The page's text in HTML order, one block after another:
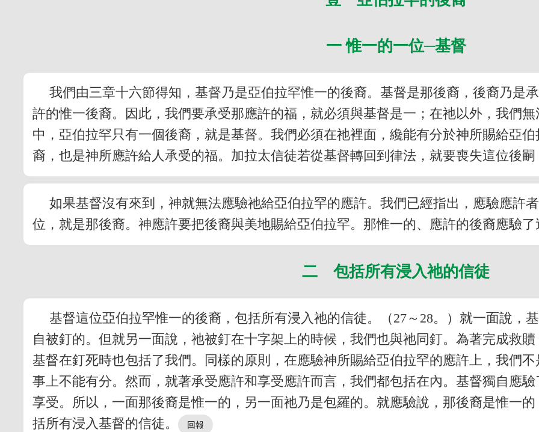
一 惟一的一位─基督
我們由三章十六節得知，基督乃是亞伯拉罕惟一的後裔。基督是那後裔，後裔乃是
許的惟一後裔。因此，我們要承受那應許的福，就必須與基督是一；在祂以外，我們
中，亞伯拉罕只有一個後裔，就是基督。我們必須在祂裡面，纔能有分於神所賜給亞
裔，也是神所應許給人承受的福。加拉太信徒若從基督轉回到律法，就要喪失這位後嗣
如果基督沒有來到，神就無法應驗祂給亞伯拉罕的應許。我們已經指出，應驗應許
位，就是那後裔。神應許要把後裔與美地賜給亞伯拉罕。那惟一的、應許的後裔應驗了
二 包括所有浸入祂的信徒
基督這位亞伯拉罕惟一的後裔，包括所有浸入祂的信徒。（27～28。）就一面說，
自被釘的。但就另一面說，祂被釘在十字架上的時候，我們也與祂同釘。為著完成救
基督在釘死時也包括了我們。同樣的原則，在應驗神所賜給亞伯拉罕的應許上，我們
事上不能有分。然而，就著承受應許和享受應許而言，我們都包括在內。基督獨自應
享受。所以，一面那後裔是惟一的，另一面祂乃是包羅的。就應驗說，那後裔是惟一
括所有浸入基督的信徒。